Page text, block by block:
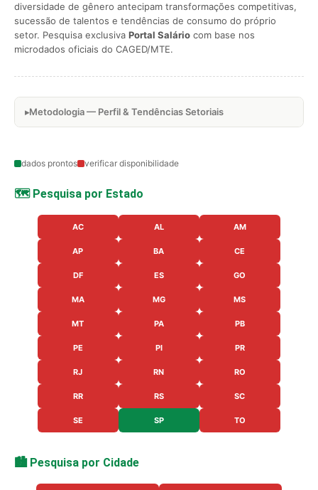
diversidade de gênero antecipam transformações competitivas,
sucessão de talentos e tendências de consumo do próprio
setor. Pesquisa exclusiva Portal Salário com base nos
microdados oficiais do CAGED/MTE.
Metodologia — Perfil & Tendências Setoriais
dados prontos verificar disponibilidade
🗺️ Pesquisa por Estado
AC AL AM
AP BA CE
DF ES GO
MA MG MS
MT PA PB
PE PI PR
RJ RN RO
RR RS SC
SE SP TO
🏙️ Pesquisa por Cidade